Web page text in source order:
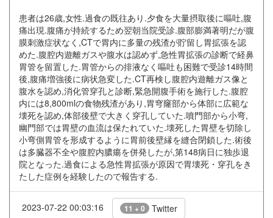
患者は26歳,女性.過食の既往あり.夕食を大量摂取後に嘔吐,腹
痛出現.腹痛が持続するため翌朝当院受診.腹部膨満著明だが腹
膜刺激症状なく,CTで胃内に多量の残渣が貯留し胃拡張を認
めた.腹腔内遊離ガスや腹水は認めず,急性胃拡張の診断で経鼻
胃管を留置した.胃管からの排液なく嘔吐も困難で受診14時間
後,腹痛増強後に病状急変した.CT再検し腹腔内遊離ガス像と
腹水を認め,消化管穿孔と診断,緊急開腹手術を施行した.腹腔
内には8,800mlの食物残渣があり,胃穹窿部から体部に広範な
壊死を認め,体部後壁で大きく穿孔していた.噴門部から小弯,
幽門部では胃壁の血流は保たれていた.壊死した胃壁を切除し
小弯側胃管を形成するように胃前後壁縁を縫合閉鎖した.術後
は多臓器不全や腹腔内膿瘍を併発したが,第148病日に独歩退
院となった.過食による急性胃拡張が原因で胃壊死・穿孔をき
たした症例を経験したので報告する.
2023-07-22 00:03:16 11 + 0 Twitter